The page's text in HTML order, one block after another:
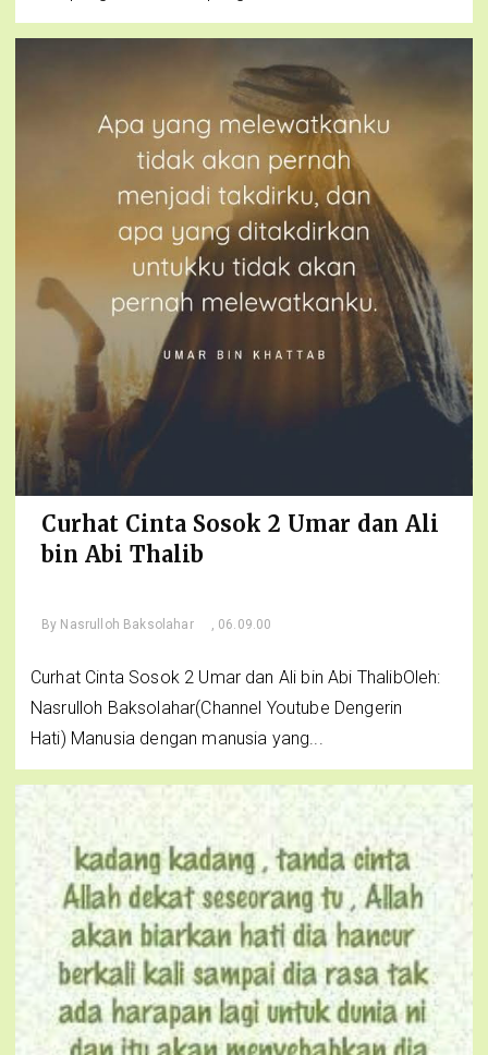
Curhat Cinta Sosok 2 Umar dan Ali
bin Abi Thalib
By Nasrulloh Baksolahar , 06.09.00
Curhat Cinta Sosok 2 Umar dan Ali bin Abi ThalibOleh:
Nasrulloh Baksolahar(Channel Youtube Dengerin
Hati) Manusia dengan manusia yang...